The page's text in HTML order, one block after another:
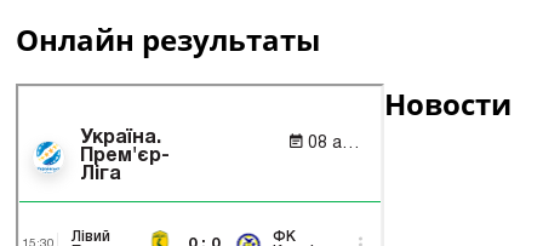
Онлайн результаты
Новости